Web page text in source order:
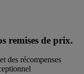
remises de prix.
des récompenses